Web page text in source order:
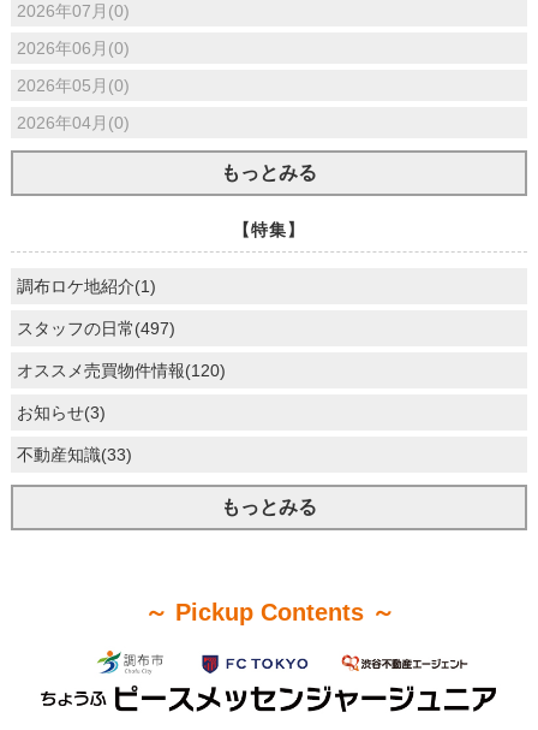
2026年07月(0)
2026年06月(0)
2026年05月(0)
2026年04月(0)
もっとみる
【特集】
調布ロケ地紹介(1)
スタッフの日常(497)
オススメ売買物件情報(120)
お知らせ(3)
不動産知識(33)
もっとみる
～ Pickup Contents ～